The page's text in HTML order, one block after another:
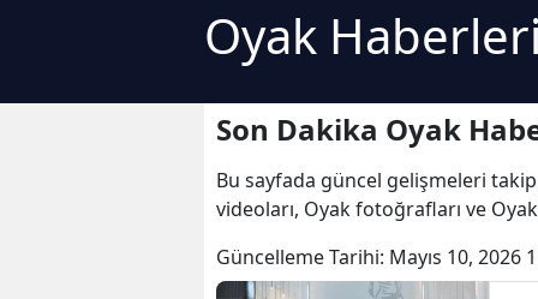
Oyak Haberleri
Son Dakika Oyak
Bu sayfada güncel gelişmeleri
videoları, Oyak fotoğrafları ve
Güncelleme Tarihi: Mayıs 10, 2026